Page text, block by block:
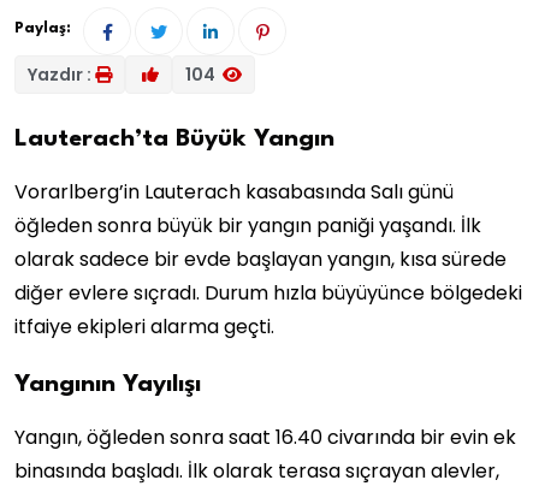
Paylaş:
Yazdır : 104
Lauterach’ta Büyük Yangın
Vorarlberg’in Lauterach kasabasında Salı günü
öğleden sonra büyük bir yangın paniği yaşandı. İlk
olarak sadece bir evde başlayan yangın, kısa sürede
diğer evlere sıçradı. Durum hızla büyüyünce bölgedeki
itfaiye ekipleri alarma geçti.
Yangının Yayılışı
Yangın, öğleden sonra saat 16.40 civarında bir evin ek
binasında başladı. İlk olarak terasa sıçrayan alevler,